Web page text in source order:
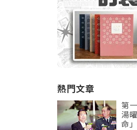
熱門文章
第
湯
命」